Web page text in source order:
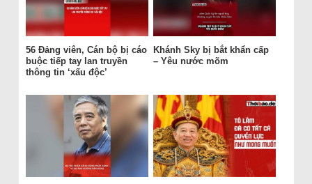
56 Đảng viên, Cán bộ bị cáo
buộc tiếp tay lan truyền
thông tin ‘xấu độc’
Khánh Sky bị bắt khẩn cấp
– Yêu nước mõm